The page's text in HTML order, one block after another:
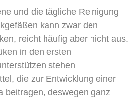
und die tägliche Reinigung
kann zwar den
reicht häufig aber nicht aus.
in den ersten
stehen
die zur Entwicklung einer
beitragen, deswegen ganz